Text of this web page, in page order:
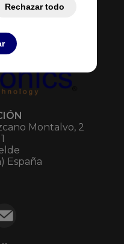
Rechazar todo
Montalvo, 2
España